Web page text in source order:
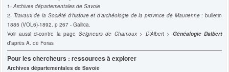
1- Archives départementales de Savoie
2- Travaux de la Société d'histoire et d'archéologie de la province de Maurienne: bulletin
1885 (VOL6)-1892. p 267 - Gallica.
Voir aussi ci-contre la page Seigneurs de Chamoux> D'Albert > Généalogie Dalbert
d'après A. de Foras
Pour les chercheurs : ressources à explorer
Archives départementales de Savoie